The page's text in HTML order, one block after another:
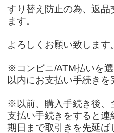
すり替え防止の為、返品
ます。
よろしくお願い致します。
※コンビニ/ATM払いを
以内にお支払い手続きを
※以前、購入手続き後、
支払い手続きをすると連
期日まで取引きを先延ば